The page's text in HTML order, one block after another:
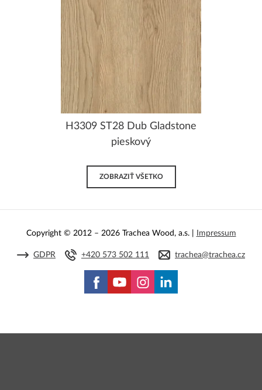
H3309 ST28 Dub Gladstone
pieskový
ZOBRAZIŤ VŠETKO
Copyright © 2012 – 2026 Trachea Wood, a.s. | Impressum
GDPR +420 573 502 111 trachea@trachea.cz